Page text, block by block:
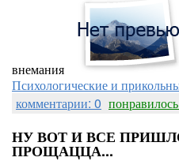
внемания
Психологические и
комментарии: 0
НУ ВОТ И ВСЕ
ПРОЩАЦЦА...